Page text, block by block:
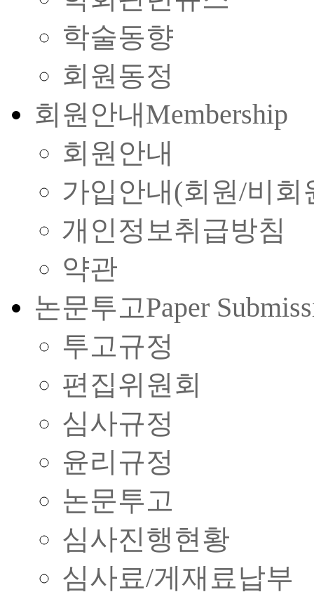
학술동향
회원동정
회원안내Membership
회원안내
가입안내(회원/비회
개인정보취급방침
약관
논문투고Paper
투고규정
편집위원회
심사규정
윤리규정
논문투고
심사진행현황
심사료/게재료납부